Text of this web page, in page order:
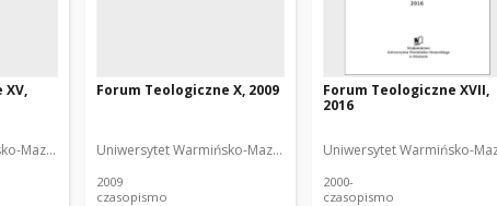
Mazurski. Wydział Teologii
Forum Teologiczne X, 2009
Uniwersytet Warmińsko-Mazurski. Wydział Teologii
2009
czasopismo
Forum Teologiczne XVII,
2016
Uniwersytet Warmińsko-
2000-
czasopismo